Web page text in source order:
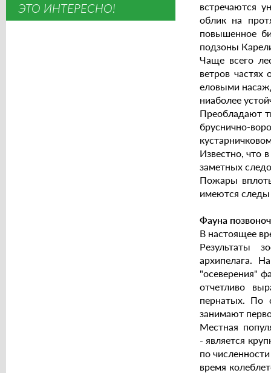
встречаются
облик на
повышенное
подзоны
Чаще всего
ветров
еловыми
ниаболее
Преобладают
бруснично-
Известно, что
заметных
Пожары
имеются следы
Фауна
В настоящее
Результаты
архипелага.
"осеверения"
отчетливо
пернатых. По
занимают
Местная
- является
по
время
ЭТО ИНТЕРЕСНО!